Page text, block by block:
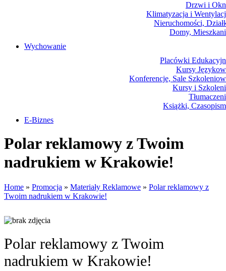
Drzwi i
Klimatyzacja i
Nieruchomości,
Domy,
Wychowanie
Placówki
Kursy
Konferencje, Sale
Kursy i
Książki,
E-Biznes
Wyposażenie
Wyposażenie
Materiały
Maszyny
Polar reklamowy z Twoim
nadrukiem w Krakowie!
Home » Promocja » Materiały Reklamowe » Polar reklamowy z
Twoim nadrukiem w Krakowie!
Polar reklamowy z Twoim
nadrukiem w Krakowie!